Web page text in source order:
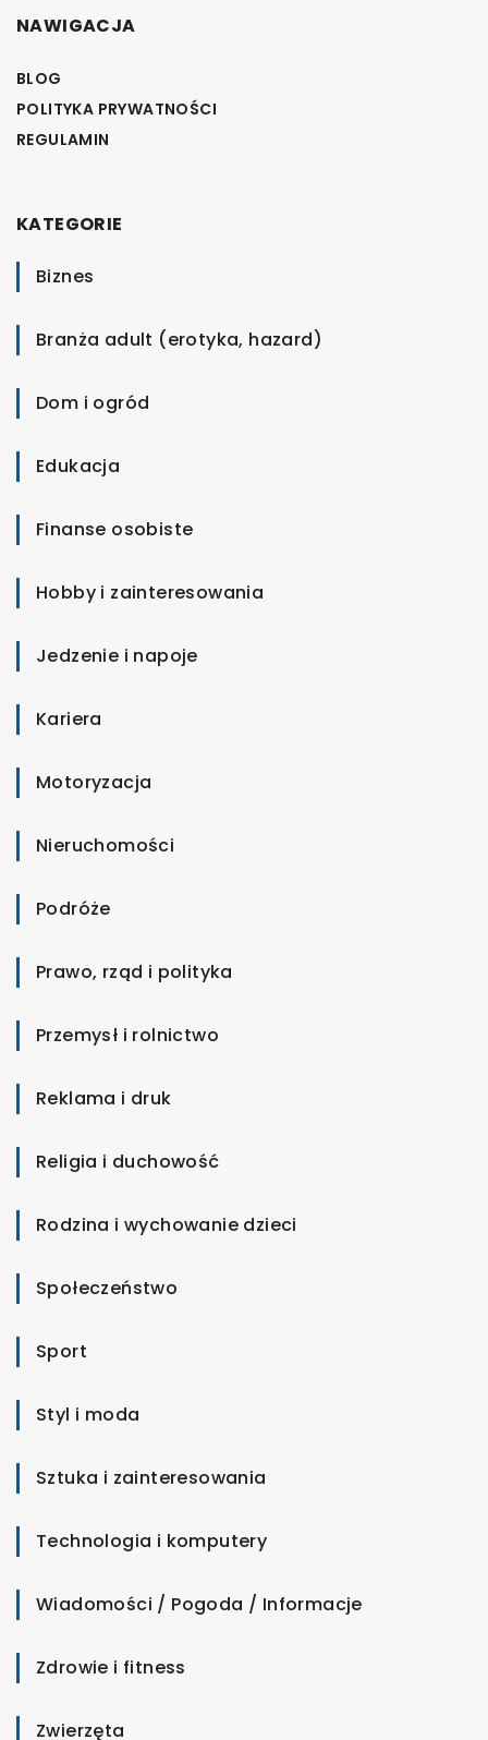
NAWIGACJA
BLOG
POLITYKA PRYWATNOŚCI
REGULAMIN
KATEGORIE
Biznes
Branża adult (erotyka, hazard)
Dom i ogród
Edukacja
Finanse osobiste
Hobby i zainteresowania
Jedzenie i napoje
Kariera
Motoryzacja
Nieruchomości
Podróże
Prawo, rząd i polityka
Przemysł i rolnictwo
Reklama i druk
Religia i duchowość
Rodzina i wychowanie dzieci
Społeczeństwo
Sport
Styl i moda
Sztuka i zainteresowania
Technologia i komputery
Wiadomości / Pogoda / Informacje
Zdrowie i fitness
Zwierzęta